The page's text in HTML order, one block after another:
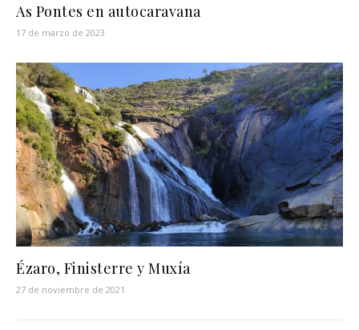
As Pontes en autocaravana
17 de marzo de 2023
Ézaro, Finisterre y Muxía
27 de noviembre de 2021